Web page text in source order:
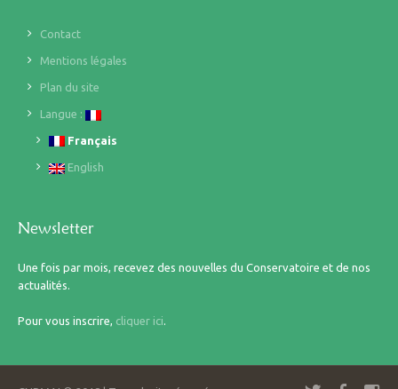
Contact
Mentions légales
Plan du site
Langue :
Français
English
Newsletter
Une fois par mois, recevez des nouvelles du Conservatoire et de nos
actualités.
Pour vous inscrire, cliquer ici.